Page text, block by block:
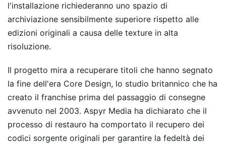
l'installazione richiederanno uno spazio di
archiviazione sensibilmente superiore rispetto alle
edizioni originali a causa delle texture in alta
risoluzione.
Il progetto mira a recuperare titoli che hanno segnato
la fine dell'era Core Design, lo studio britannico che ha
creato il franchise prima del passaggio di consegne
avvenuto nel 2003. Aspyr Media ha dichiarato che il
processo di restauro ha comportato il recupero dei
codici sorgente originali per garantire la fedeltà dei